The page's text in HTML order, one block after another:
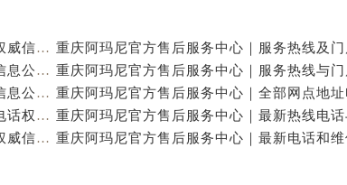
重庆阿玛尼官方售后服务中心｜全新热线及维修地址权威信息公示（2026年7月最新）
重庆阿玛尼官方售后服务中心｜地址及服务电话权威信息公示（2026年7月最新）
重庆阿玛尼官方售后服务中心｜网点地址与热线权威信息公示（2026年7月最新）
重庆阿玛尼官方售后服务中心｜最新维修地址及官方电话权威信息公示（2026年7月最新）
重庆阿玛尼官方售后服务中心｜全新电话和网点地址权威信息公示（2026年7月最新）